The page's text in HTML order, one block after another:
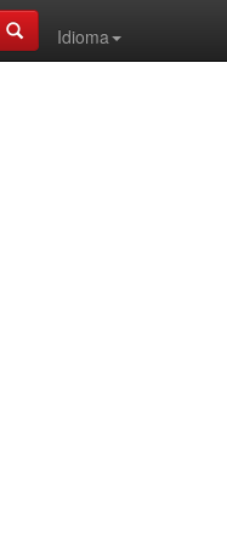
Idioma